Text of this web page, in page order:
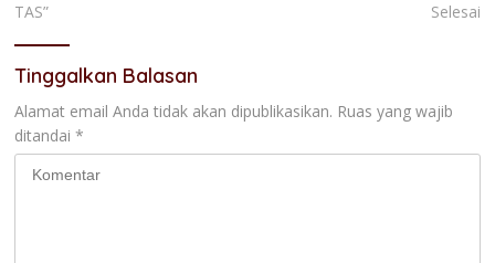
TAS”
Selesai
Tinggalkan Balasan
Alamat email Anda tidak akan dipublikasikan. Ruas yang wajib
ditandai *